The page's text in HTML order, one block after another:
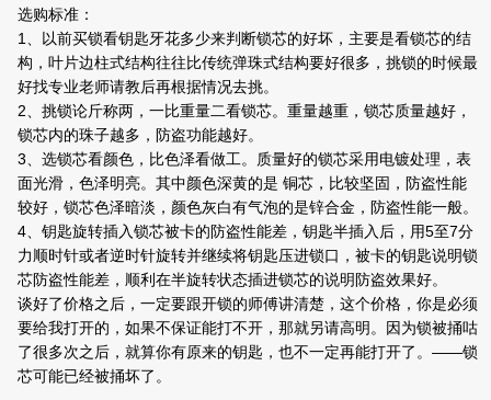
选购标准：
1、以前买锁看钥匙牙花多少来判断锁芯的好坏，主要是看锁芯的结
构，叶片边柱式结构往往比传统弹珠式结构要好很多，挑锁的时候最
好找专业老师请教后再根据情况去挑。
2、挑锁论斤称两，一比重量二看锁芯。重量越重，锁芯质量越好，
锁芯内的珠子越多，防盗功能越好。
3、选锁芯看颜色，比色泽看做工。质量好的锁芯采用电镀处理，表
面光滑，色泽明亮。其中颜色深黄的是 铜芯，比较坚固，防盗性能
较好，锁芯色泽暗淡，颜色灰白有气泡的是锌合金，防盗性能一般。
4、钥匙旋转插入锁芯被卡的防盗性能差，钥匙半插入后，用5至7分
力顺时针或者逆时针旋转并继续将钥匙压进锁口，被卡的钥匙说明锁
芯防盗性能差，顺利在半旋转状态插进锁芯的说明防盗效果好。
谈好了价格之后，一定要跟开锁的师傅讲清楚，这个价格，你是必须
要给我打开的，如果不保证能打不开，那就另请高明。因为锁被捅咕
了很多次之后，就算你有原来的钥匙，也不一定再能打开了。——锁
芯可能已经被捅坏了。